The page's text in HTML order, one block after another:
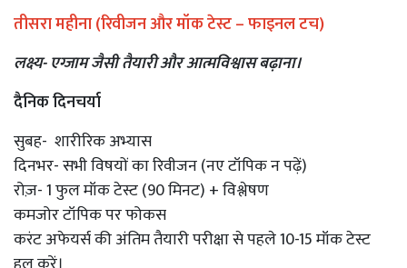
तीसरा महीना (रिवीजन और मॉक टेस्ट – फाइनल टच)
लक्ष्य- एग्जाम जैसी तैयारी और आत्मविश्वास बढ़ाना।
दैनिक दिनचर्या
सुबह- शारीरिक अभ्यास
दिनभर- सभी विषयों का रिवीजन (नए टॉपिक न पढ़ें)
रोज़- 1 फुल मॉक टेस्ट (90 मिनट) + विश्लेषण
कमजोर टॉपिक पर फोकस
करंट अफेयर्स की अंतिम तैयारी परीक्षा से पहले 10-15 मॉक टेस्ट